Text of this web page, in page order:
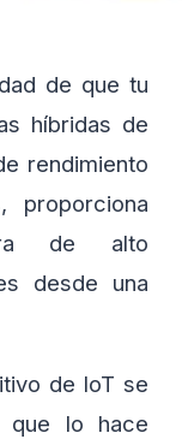
de que tu
híbridas de
rendimiento
proporciona
de alto
desde una
de IoT se
que lo hace